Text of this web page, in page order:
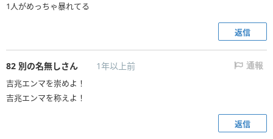
1人がめっちゃ暴れてる
返信
82 別の名無しさん 1年以上前 通報
吉兆エンマを崇めよ！
吉兆エンマを称えよ！
返信